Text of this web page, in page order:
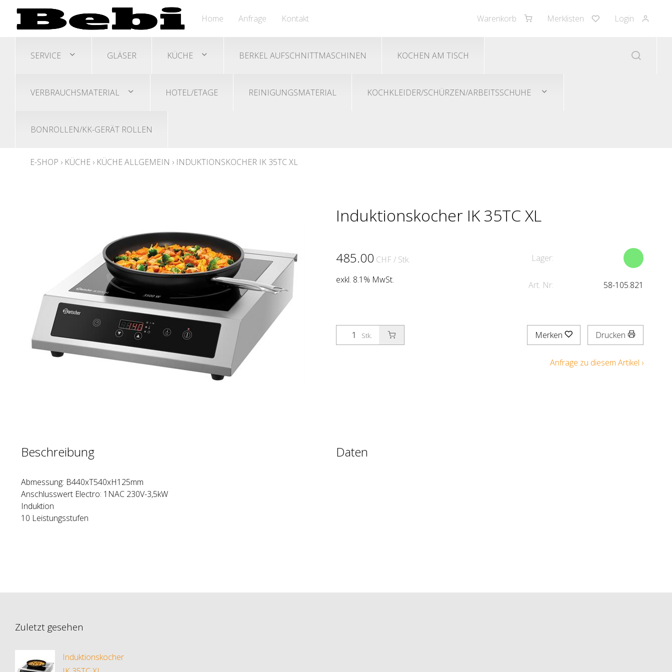
Warenkorb Merklisten Login
Home Anfrage Kontakt
SERVICE GLÄSER KÜCHE BERKEL AUFSCHNITTMASCHINEN KOCHEN AM TISCH
VERBRAUCHSMATERIAL HOTEL/ETAGE REINIGUNGSMATERIAL KOCHKLEIDER/SCHÜRZEN/ARBEITSSCHUHE
BONROLLEN/KK-GERÄT ROLLEN
E-SHOP › KÜCHE › KÜCHE ALLGEMEIN › INDUKTIONSKOCHER IK 35TC XL
Induktionskocher IK 35TC XL
485.00 CHF / Stk.
exkl. 8.1% MwSt.
Lager:
Art. Nr: 58-105.821
Stk. Merken Drucken
Anfrage zu diesem Artikel ›
Beschreibung
Abmessung: B440xT540xH125mm
Anschlusswert Electro: 1NAC 230V-3,5kW
Induktion
10 Leistungsstufen
Daten
Zuletzt gesehen
Induktionskocher